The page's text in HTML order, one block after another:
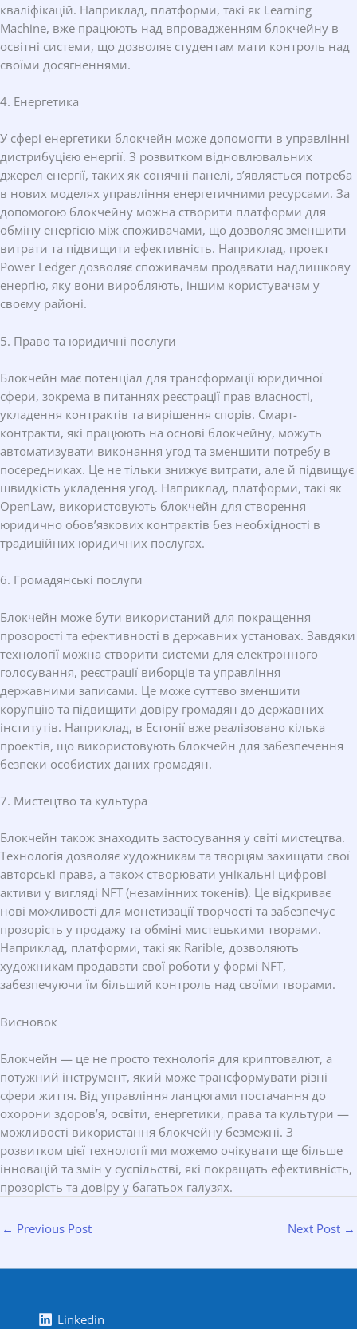
кваліфікацій. Наприклад, платформи, такі як Learning
Machine, вже працюють над впровадженням блокчейну в
освітні системи, що дозволяє студентам мати контроль над
своїми досягненнями.
4. Енергетика
У сфері енергетики блокчейн може допомогти в управлінні
дистрибуцією енергії. З розвитком відновлювальних
джерел енергії, таких як сонячні панелі, з’являється потреба
в нових моделях управління енергетичними ресурсами. За
допомогою блокчейну можна створити платформи для
обміну енергією між споживачами, що дозволяє зменшити
витрати та підвищити ефективність. Наприклад, проект
Power Ledger дозволяє споживачам продавати надлишкову
енергію, яку вони виробляють, іншим користувачам у
своєму районі.
5. Право та юридичні послуги
Блокчейн має потенціал для трансформації юридичної
сфери, зокрема в питаннях реєстрації прав власності,
укладення контрактів та вирішення спорів. Смарт-
контракти, які працюють на основі блокчейну, можуть
автоматизувати виконання угод та зменшити потребу в
посередниках. Це не тільки знижує витрати, але й підвищує
швидкість укладення угод. Наприклад, платформи, такі як
OpenLaw, використовують блокчейн для створення
юридично обов’язкових контрактів без необхідності в
традиційних юридичних послугах.
6. Громадянські послуги
Блокчейн може бути використаний для покращення
прозорості та ефективності в державних установах. Завдяки
технології можна створити системи для електронного
голосування, реєстрації виборців та управління
державними записами. Це може суттєво зменшити
корупцію та підвищити довіру громадян до державних
інститутів. Наприклад, в Естонії вже реалізовано кілька
проектів, що використовують блокчейн для забезпечення
безпеки особистих даних громадян.
7. Мистецтво та культура
Блокчейн також знаходить застосування у світі мистецтва.
Технологія дозволяє художникам та творцям захищати свої
авторські права, а також створювати унікальні цифрові
активи у вигляді NFT (незамінних токенів). Це відкриває
нові можливості для монетизації творчості та забезпечує
прозорість у продажу та обміні мистецькими творами.
Наприклад, платформи, такі як Rarible, дозволяють
художникам продавати свої роботи у формі NFT,
забезпечуючи їм більший контроль над своїми творами.
Висновок
Блокчейн — це не просто технологія для криптовалют, а
потужний інструмент, який може трансформувати різні
сфери життя. Від управління ланцюгами постачання до
охорони здоров’я, освіти, енергетики, права та культури —
можливості використання блокчейну безмежні. З
розвитком цієї технології ми можемо очікувати ще більше
інновацій та змін у суспільстві, які покращать ефективність,
прозорість та довіру у багатьох галузях.
← Previous Post Next Post →
Linkedin